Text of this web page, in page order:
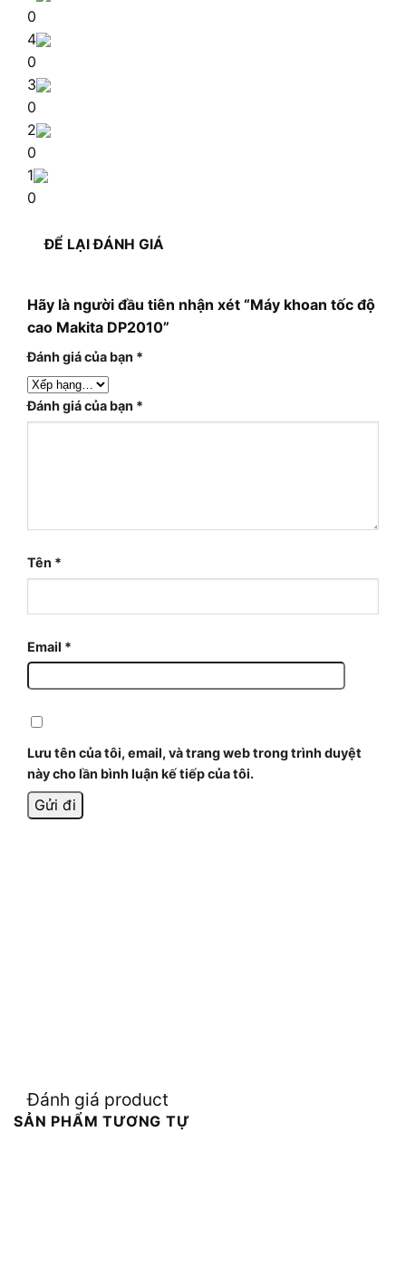
0
4
0
3
0
2
0
1
0
ĐỂ LẠI ĐÁNH GIÁ
Hãy là người đầu tiên nhận xét “Máy khoan tốc độ
cao Makita DP2010”
Đánh giá của bạn *
Đánh giá của bạn *
Tên *
Email *
Lưu tên của tôi, email, và trang web trong trình duyệt
này cho lần bình luận kế tiếp của tôi.
Đánh giá product
SẢN PHẨM TƯƠNG TỰ